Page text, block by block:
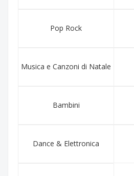
Pop Rock
Musica e Canzoni di Natale
Bambini
Dance & Elettronica